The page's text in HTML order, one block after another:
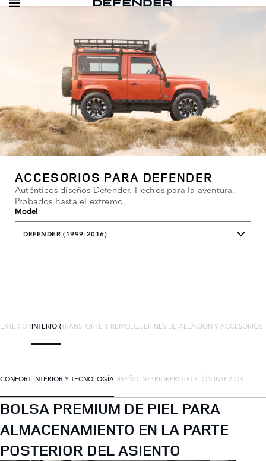
ACCESORIOS PARA DEFENDER
Auténticos diseños Defender. Hechos para la aventura.
Probados hasta el extremo.
Model
DEFENDER (1999-2016)
EXTERIORINTERIORTRANSPORTE Y REMOLQUERINES DE ALEACIÓN Y ACCESORIOS
CONFORT INTERIOR Y TECNOLOGÍADISEÑO INTERIORPROTECCIÓN INTERIOR
BOLSA PREMIUM DE PIEL PARA
ALMACENAMIENTO EN LA PARTE
POSTERIOR DEL ASIENTO